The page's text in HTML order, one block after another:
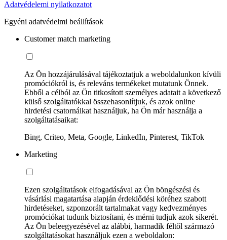
Adatvédelemi nyilatkozatot
Egyéni adatvédelmi beállítások
Customer match marketing
Az Ön hozzájárulásával tájékoztatjuk a weboldalunkon kívüli
promóciókról is, és releváns termékeket mutatunk Önnek.
Ebből a célból az Ön titkosított személyes adatait a következő
külső szolgáltatókkal összehasonlítjuk, és azok online
hirdetési csatornáikat használjuk, ha Ön már használja a
szolgáltatásaikat:
Bing, Criteo, Meta, Google, LinkedIn, Pinterest, TikTok
Marketing
Ezen szolgáltatások elfogadásával az Ön böngészési és
vásárlási magatartása alapján érdeklődési köréhez szabott
hirdetéseket, szponzorált tartalmakat vagy kedvezményes
promóciókat tudunk biztosítani, és mérni tudjuk azok sikerét.
Az Ön beleegyezésével az alábbi, harmadik féltől származó
szolgáltatásokat használjuk ezen a weboldalon: